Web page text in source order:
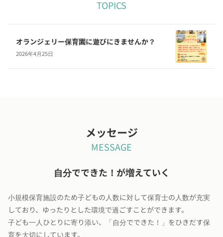
TOPICS
オランジェリー保育園に遊びにきませんか？
2026年4月25日
メッセージ
MESSAGE
自分でできた！が増えていく
小規模保育施設のため子どもの人数に対して保育士の人数が充実
しており、ゆったりとした環境で過ごすことができます。
子ども一人ひとりに寄り添い、「自分でできた！」をひきだす保
育を大切にしています。